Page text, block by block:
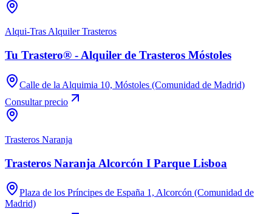
Alqui-Tras Alquiler Trasteros
Tu Trastero® - Alquiler de Trasteros Móstoles
Calle de la Alquimia 10, Móstoles (Comunidad de Madrid)
Consultar precio
Trasteros Naranja
Trasteros Naranja Alcorcón I Parque Lisboa
Plaza de los Príncipes de España 1, Alcorcón (Comunidad de
Madrid)